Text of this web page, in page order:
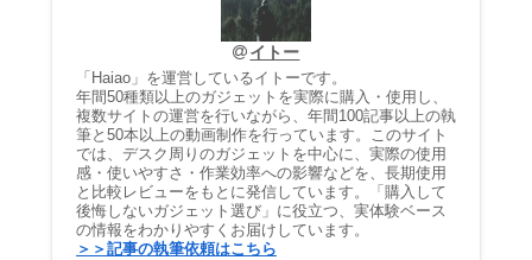
イトー
「Haiao」を運営しているイトーです。
年間50種類以上のガジェットを実際に購入・使用し、
複数サイトの運営を行いながら、年間100記事以上の執
筆と50本以上の動画制作を行っています。このサイト
では、デスク周りのガジェットを中心に、実際の使用
感・使いやすさ・作業効率への影響などを、長期使用
と比較レビューをもとに発信しています。「購入して
後悔しないガジェット選び」に役立つ、実体験ベース
の情報をわかりやすくお届けしています。
＞＞記事の執筆依頼はこちら